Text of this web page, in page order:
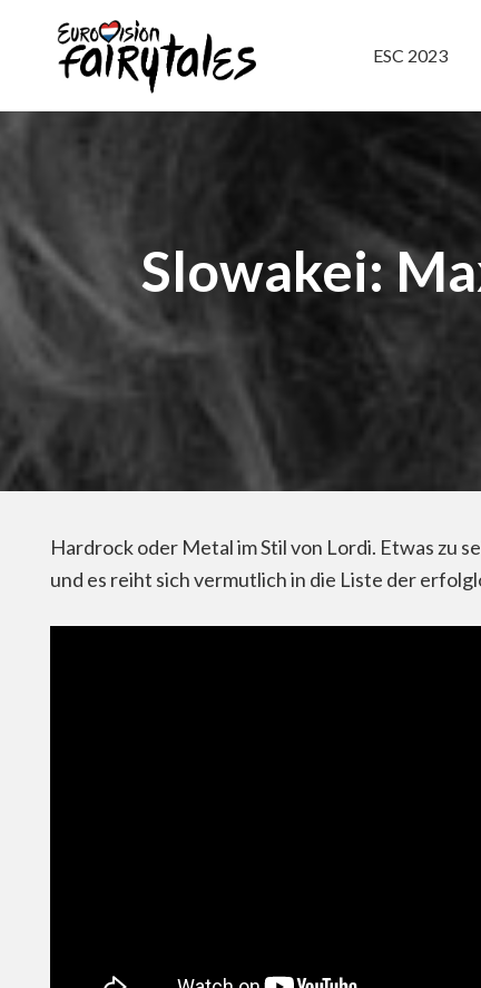
ESC 2023
Slowakei:
Hardrock oder Metal im Stil von Lordi. Etwas zu
und es reiht sich vermutlich in die Liste der